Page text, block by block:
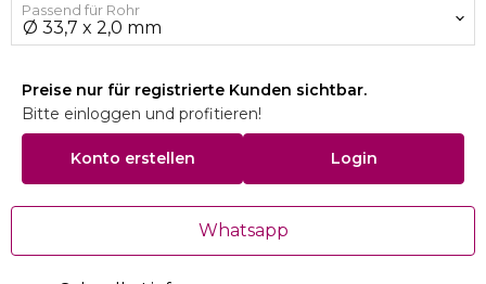
Passend für Rohr
Preise nur für registrierte Kunden sichtbar.
Bitte einloggen und profitieren!
Konto erstellen Login
Whatsapp